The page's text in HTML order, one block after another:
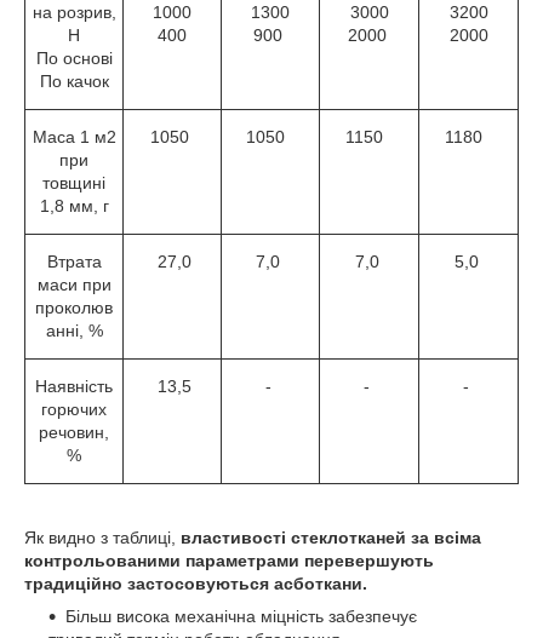
на розрив,
Н
По основі
По качок
1000
400
1300
900
3000
2000
3200
2000
Маса 1 м2
при
товщині
1,8 мм, г
1050 1050 1150 1180
Втрата
маси при
проколюв
анні, %
27,0 7,0 7,0 5,0
Наявність
горючих
речовин,
%
13,5 - - -
Як видно з таблиці, властивості стеклотканей за всіма
контрольованими параметрами перевершують
традиційно застосовуються асботкани.
Більш висока механічна міцність забезпечує